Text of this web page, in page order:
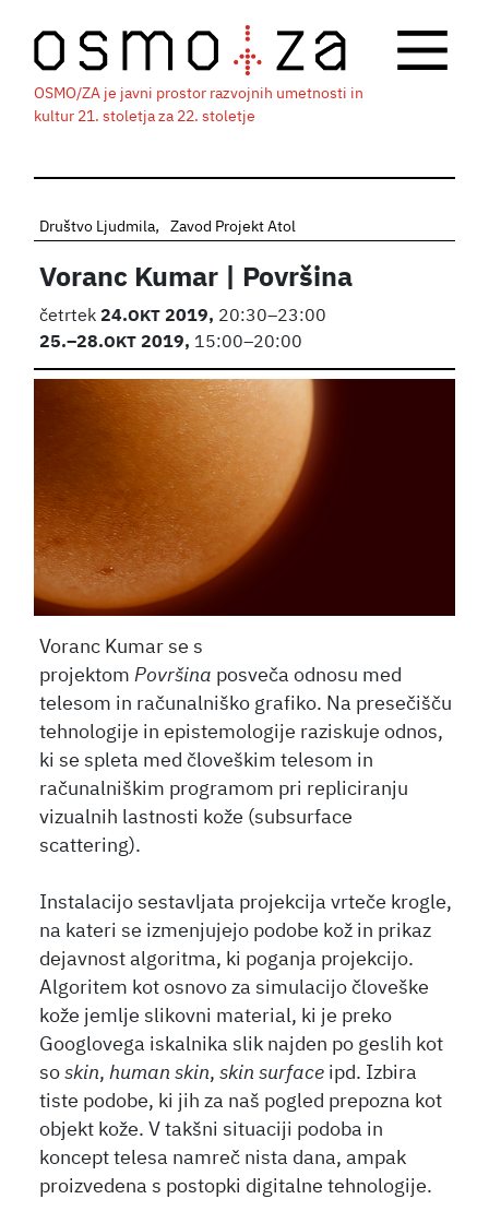
OSMO/ZA je javni prostor razvojnih umetnosti in
kultur 21. stoletja za 22. stoletje
Društvo Ljudmila Zavod Projekt Atol
Voranc Kumar | Površina
četrtek24.OKT2019, 20:30–23:00
25.–28.OKT2019, 15:00–20:00
Voranc Kumar se s
projektomPovršina posveča odnosu med
telesom in računalniško grafiko. Na presečišču
tehnologije in epistemologije raziskuje odnos,
ki se spleta med človeškim telesom in
računalniškim programom pri repliciranju
vizualnih lastnosti kože (subsurface
scattering).
Instalacijo sestavljata projekcija vrteče krogle,
na kateri se izmenjujejo podobe kož in prikaz
dejavnost algoritma, ki poganja projekcijo.
Algoritem kot osnovo za simulacijo človeške
kože jemlje slikovni material, ki je preko
Googlovega iskalnika slik najden po geslih kot
soskin,human skin,skin surface ipd. Izbira
tiste podobe, ki jih za naš pogled prepozna kot
objekt kože. V takšni situaciji podoba in
koncept telesa namreč nista dana, ampak
proizvedena s postopki digitalne tehnologije.